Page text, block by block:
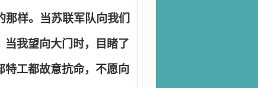
样。当苏联军队向我们
我望向大门时，目睹了
工都故意抗命，不愿向